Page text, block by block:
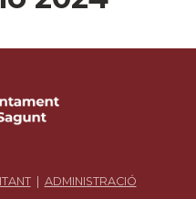
| ADMINISTRACIÓ